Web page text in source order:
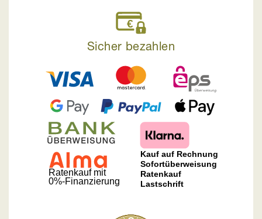
Sicher bezahlen